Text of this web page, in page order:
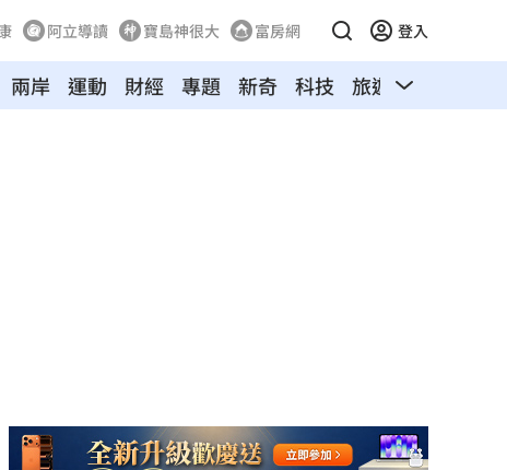
阿立導讀 寶島神很大 富房網 登入
兩岸 運動 財經 專題 新奇 科技 旅遊 汽車